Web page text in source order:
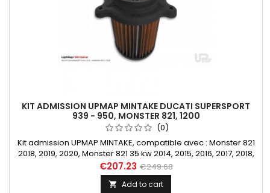
KIT ADMISSION UPMAP MINTAKE DUCATI SUPERSPORT
939 - 950, MONSTER 821, 1200
(0)
Kit admission UPMAP MINTAKE, compatible avec : Monster 821
2018, 2019, 2020, Monster 821 35 kw 2014, 2015, 2016, 2017, 2018,
2019, 2020, Monster 821 70 kw 2018, Monster 1200 &amp; 1200 S
de 2014, 2015, 2016, 2017, 2018, 2019, 2020, 2021, SuperSport 939,
939 S, 939 35 kw, 939 70 kw 2017, 2018, 2019, 2020, SuperSport
€207.23 €249.68
 Add to cart